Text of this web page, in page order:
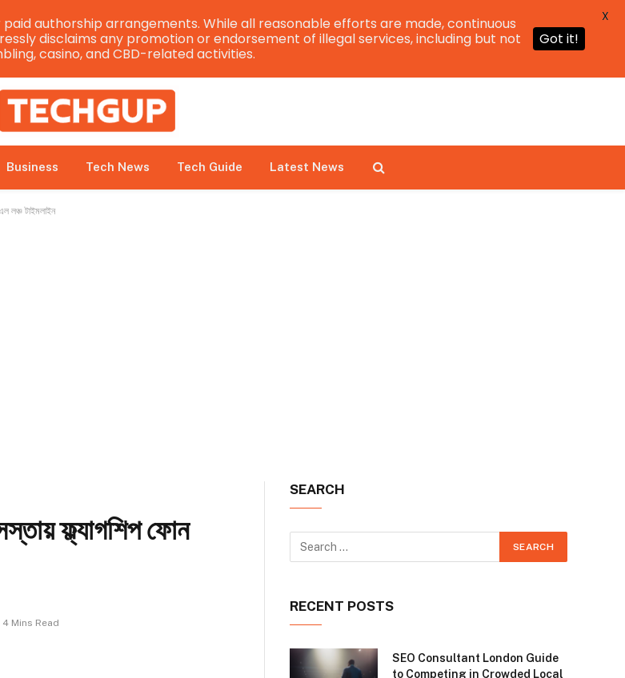
Business Tech News Tech Guide Latest News
লঞ্চ টাইমলাইন
ফ্ল্যাগশিপ ফোন
4 Mins Read
SEARCH
RECENT POSTS
SEO Consultant London Guide
to Competing in Crowded Local
authorship arrangements. While all reasonable efforts are made, continuous
disclaims any promotion or endorsement of illegal services, including but not
casino, and CBD-related activities.
Got it!
X